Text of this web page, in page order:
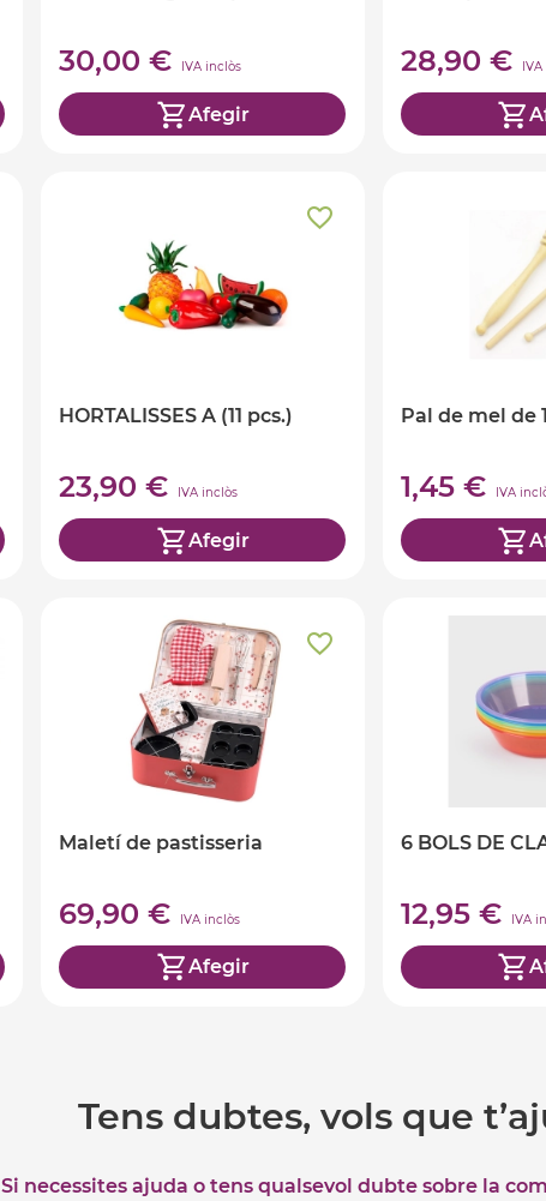
30,00 € IVA inclòs
Afegir
28,90 €
HORTALISSES A (11 pcs.)
23,90 € IVA inclòs
Afegir
Pal de mel de
1,45 € IVA
Maletí de pastisseria
69,90 € IVA inclòs
Afegir
6 BOLS DE
12,95 € IVA
Tens dubtes, vols que
Si necessites ajuda o tens qualsevol dubte sobre la